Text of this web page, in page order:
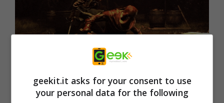
principali di giocare: giocare sul sicuro e
geekit.it asks for your consent to use
your personal data for the following